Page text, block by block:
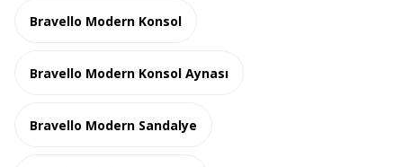
Bravello Modern Konsol
Bravello Modern Konsol Aynası
Bravello Modern Sandalye